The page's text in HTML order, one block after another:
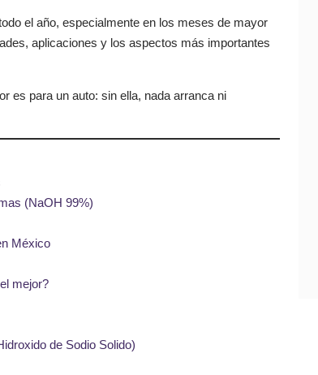
el año, especialmente en los meses de mayor
aplicaciones y los aspectos más importantes
es para un auto: sin ella, nada arranca ni
(NaOH 99%)
México
mejor?
de Sodio Solido)